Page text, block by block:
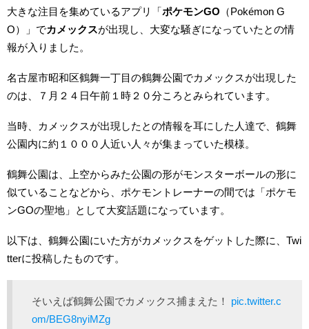
大きな注目を集めているアプリ「ポケモンGO （Pokémon G
O）」でカメックスが出現し、大変な騒ぎになっていたとの情
報が入りました。
名古屋市昭和区鶴舞一丁目の鶴舞公園でカメックスが出現した
のは、７月２４日午前１時２０分ころとみられています。
当時、カメックスが出現したとの情報を耳にした人達で、鶴舞
公園内に約１０００人近い人々が集まっていた模様。
鶴舞公園は、上空からみた公園の形がモンスターボールの形に
似ていることなどから、ポケモントレーナーの間では「ポケモ
ンGOの聖地」として大変話題になっています。
以下は、鶴舞公園にいた方がカメックスをゲットした際に、Twi
tterに投稿したものです。
そいえば鶴舞公園でカメックス捕まえた！ pic.twitter.c
om/BEG8nyiMZg